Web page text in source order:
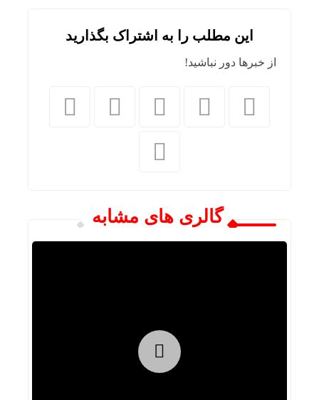
این مطلب را به اشتراک بگذارید
از خبرها دور نباشید!
گالری های مشابه